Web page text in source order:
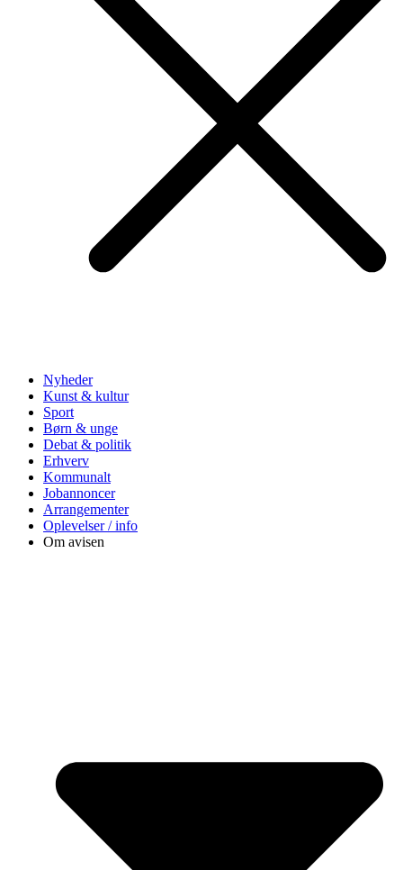
Nyheder
Kunst & kultur
Sport
Børn & unge
Debat & politik
Erhverv
Kommunalt
Jobannoncer
Arrangementer
Oplevelser / info
Om avisen